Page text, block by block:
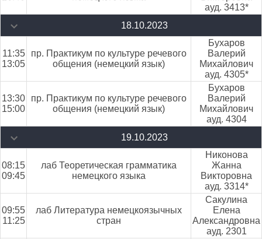
ауд. 3413*
18.10.2023
11:35
13:05
пр. Практикум по культуре речевого
общения (немецкий язык)
Бухаров
Валерий
Михайлович
ауд. 4305*
13:30
15:00
пр. Практикум по культуре речевого
общения (немецкий язык)
Бухаров
Валерий
Михайлович
ауд. 4304
19.10.2023
08:15
09:45
лаб Теоретическая грамматика
немецкого языка
Никонова
Жанна
Викторовна
ауд. 3314*
09:55
11:25
лаб Литература немецкоязычных
стран
Сакулина
Елена
Александровна
ауд. 2301